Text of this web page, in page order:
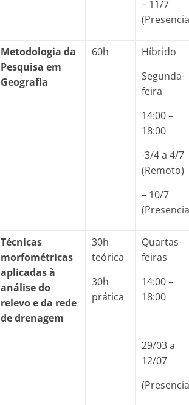
– 11/7
Metodologia da
Pesquisa em
Geografia
60h
Híbrido
Segunda-
feira
14:00 –
18:00
-3/4 a 4/7
(Remoto)
– 10/7
Técnicas
morfométricas
aplicadas à
análise do
relevo e da rede
de drenagem
30h
teórica
30h
prática
Quartas-
feiras
14:00 –
18:00
29/03 a
12/07